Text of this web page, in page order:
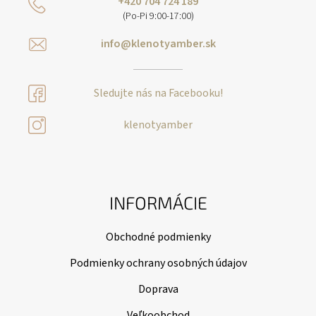
(Po-Pi 9:00-17:00)
info@klenotyamber.sk
Sledujte nás na Facebooku!
klenotyamber
INFORMÁCIE
Obchodné podmienky
Podmienky ochrany osobných údajov
Doprava